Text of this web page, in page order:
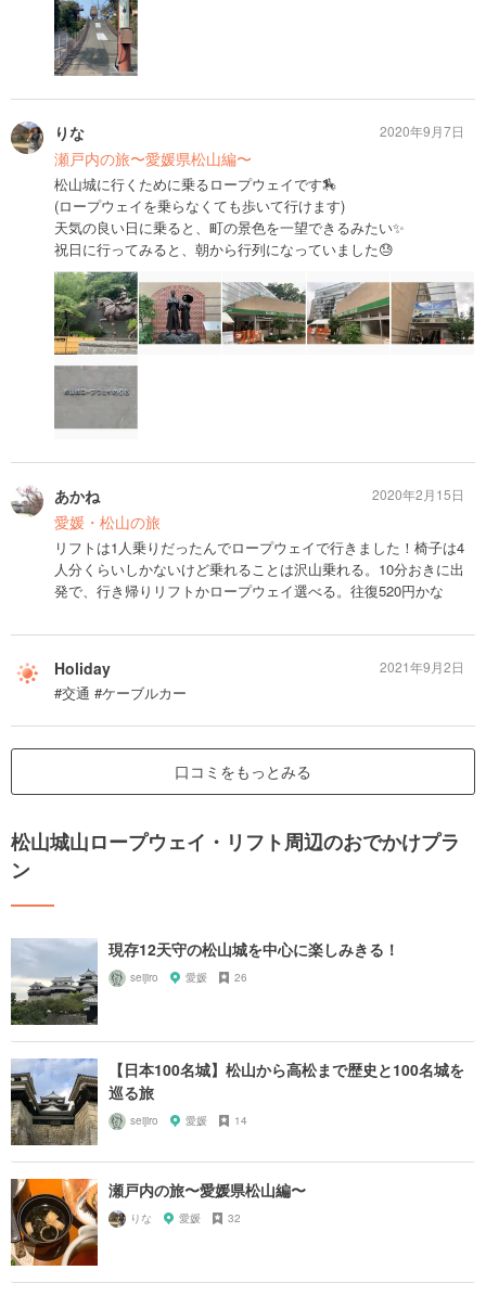
りな
瀬戸内の旅〜愛媛県松山編〜
松山城に行くために乗るロープウェイです🏇
(ロープウェイを乗らなくても歩いて行けます)
天気の良い日に乗ると、町の景色を一望できるみたい✨
祝日に行ってみると、朝から行列になっていました😓
2020年9月7日
あかね
愛媛・松山の旅
リフトは1人乗りだったんでロープウェイで行きました！椅子は4
人分くらいしかないけど乗れることは沢山乗れる。10分おきに出
発で、行き帰りリフトかロープウェイ選べる。往復520円かな
2020年2月15日
Holiday
#交通 #ケーブルカー
2021年9月2日
口コミをもっとみる
松山城山ロープウェイ・リフト周辺のおでかけプラ
ン
現存12天守の松山城を中心に楽しみきる！
seijiro 愛媛 26
【日本100名城】松山から高松まで歴史と100名城を
巡る旅
seijiro 愛媛 14
瀬戸内の旅〜愛媛県松山編〜
りな 愛媛 32